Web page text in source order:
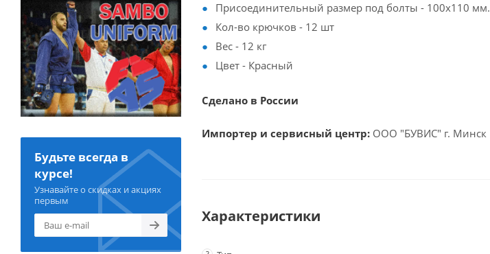
Присоединительный размер под болты - 100х110 мм.
Кол-во крючков - 12 шт
Вес - 12 кг
Цвет - Красный
Сделано в России
Импортер и сервисный центр: ООО "БУВИС" г. Минск
Характеристики
Будьте всегда в
курсе!
Узнавайте о скидках и акциях
первым